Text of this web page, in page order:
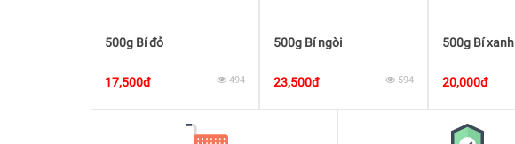
500g Bí đỏ
17,500đ 494
500g Bí ngòi
23,500đ 594
500g Bí xanh
20,000đ